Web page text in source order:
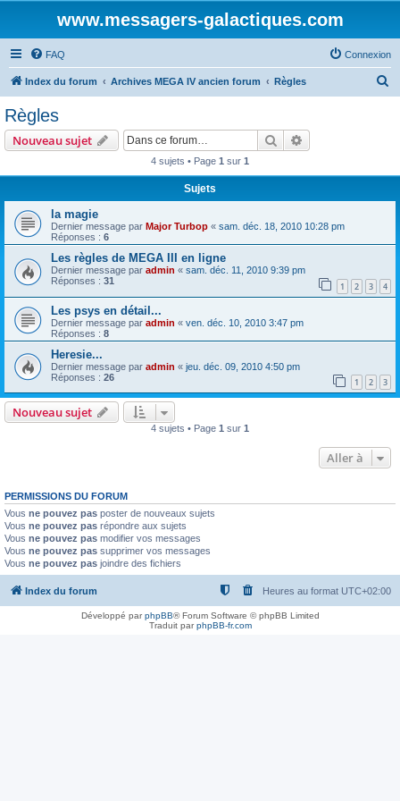
www.messagers-galactiques.com
FAQ Connexion
Index du forum Archives MEGA IV ancien forum Règles
Règles
Nouveau sujet Rechercher
4 sujets • Page 1 sur 1
Sujets
la magie
Dernier message par Major Turbop « sam. déc. 18, 2010 10:28 pm
Réponses : 6
Les règles de MEGA III en ligne
Dernier message par admin « sam. déc. 11, 2010 9:39 pm
Réponses : 31 1 2 3 4
Les psys en détail...
Dernier message par admin « ven. déc. 10, 2010 3:47 pm
Réponses : 8
Heresie...
Dernier message par admin « jeu. déc. 09, 2010 4:50 pm
Réponses : 26 1 2 3
Nouveau sujet
4 sujets • Page 1 sur 1
Aller à
PERMISSIONS DU FORUM
Vous ne pouvez pas poster de nouveaux sujets
Vous ne pouvez pas répondre aux sujets
Vous ne pouvez pas modifier vos messages
Vous ne pouvez pas supprimer vos messages
Vous ne pouvez pas joindre des fichiers
Index du forum Heures au format UTC+02:00
Développé parphpBB® Forum Software © phpBB Limited
Traduit parphpBB-fr.com